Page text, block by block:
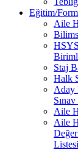
Eğitim/
Aile
Staj
Halk
Aday
Aile
Aile